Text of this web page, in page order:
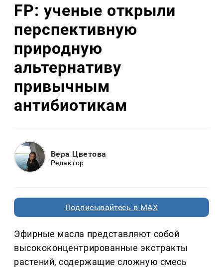
FP: ученые открыли
перспективную
природную
альтернативу
привычным
антибиотикам
Вера Цветова
Редактор
Подписывайтесь в MAX
Эфирные масла представляют собой
высококонцентрированные экстракты
растений, содержащие сложную смесь